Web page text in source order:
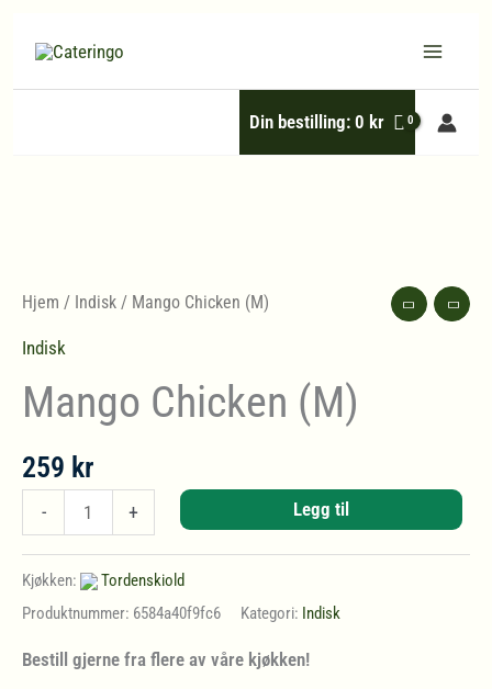
Din bestilling:0 kr
Hjem / Indisk / Mango Chicken (M)
Indisk
Mango Chicken (M)
259 kr
-
Chicken
(M)
antall
+ Legg til
Kjøkken:
Tordenskiold
Produktnummer: 6584a40f9fc6 Kategori: Indisk
Bestill gjerne fra flere av våre kjøkken!